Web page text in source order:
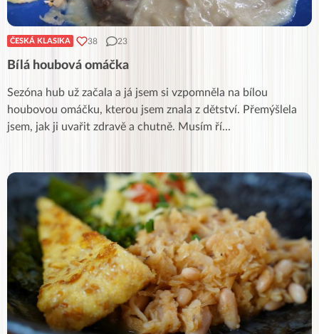
ČESKÁ KLASIKA 38 23
Bílá houbová omáčka
Sezóna hub už začala a já jsem si vzpomněla na bílou
houbovou omáčku, kterou jsem znala z dětství. Přemýšlela
jsem, jak ji uvařit zdravě a chutně. Musím ří...